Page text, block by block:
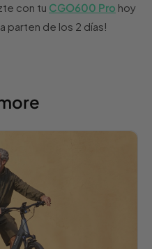
con tu CGO600 Pro hoy
parten de los 2 días!